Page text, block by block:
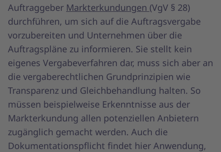
Auftraggeber Markterkundungen (VgV § 28)
durchführen, um sich auf die Auftragsvergabe
vorzubereiten und Unternehmen über die
Auftragspläne zu informieren. Sie stellt kein
eigenes Vergabeverfahren dar, muss sich aber an
die vergaberechtlichen Grundprinzipien wie
Transparenz und Gleichbehandlung halten. So
müssen beispielweise Erkenntnisse aus der
Markterkundung allen potenziellen Anbietern
zugänglich gemacht werden. Auch die
Dokumentationspflicht findet hier Anwendung,